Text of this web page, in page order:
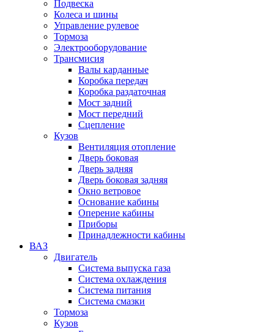
Подвеска
Колеса и шины
Управление рулевое
Тормоза
Электрооборудование
Трансмисия
Валы карданные
Коробка передач
Коробка раздаточная
Мост задний
Мост передний
Сцепление
Кузов
Вентиляция отопление
Дверь боковая
Дверь задняя
Дверь боковая задняя
Окно ветровое
Основание кабины
Оперение кабины
Приборы
Принадлежности кабины
ВАЗ
Двигатель
Система выпуска газа
Система охлаждения
Система питания
Система смазки
Тормоза
Кузов